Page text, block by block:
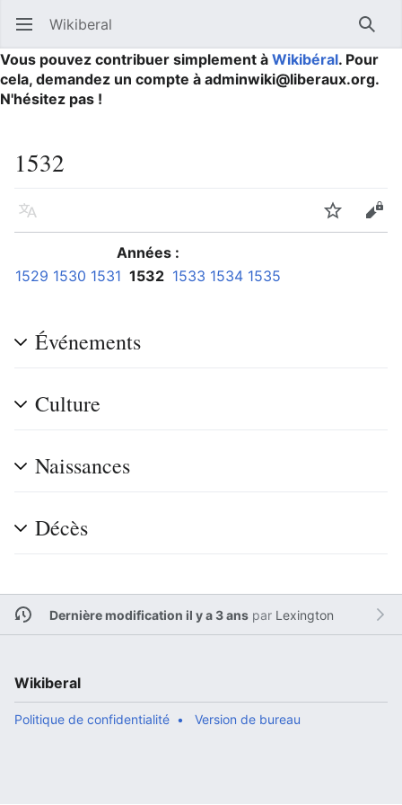
Ouvrir le menu principal Wikiberal
Vous pouvez contribuer simplement à Wikibéral. Pour
cela, demandez un compte à adminwiki@liberaux.org.
N'hésitez pas !
1532
Langue Suivre
Années :
1529 1530 1531 1532 1533 1534 1535
Événements
Culture
Naissances
Décès
Dernière modification il y a 3 anspar Lexington
Wikiberal
Politique de confidentialité Version de bureau